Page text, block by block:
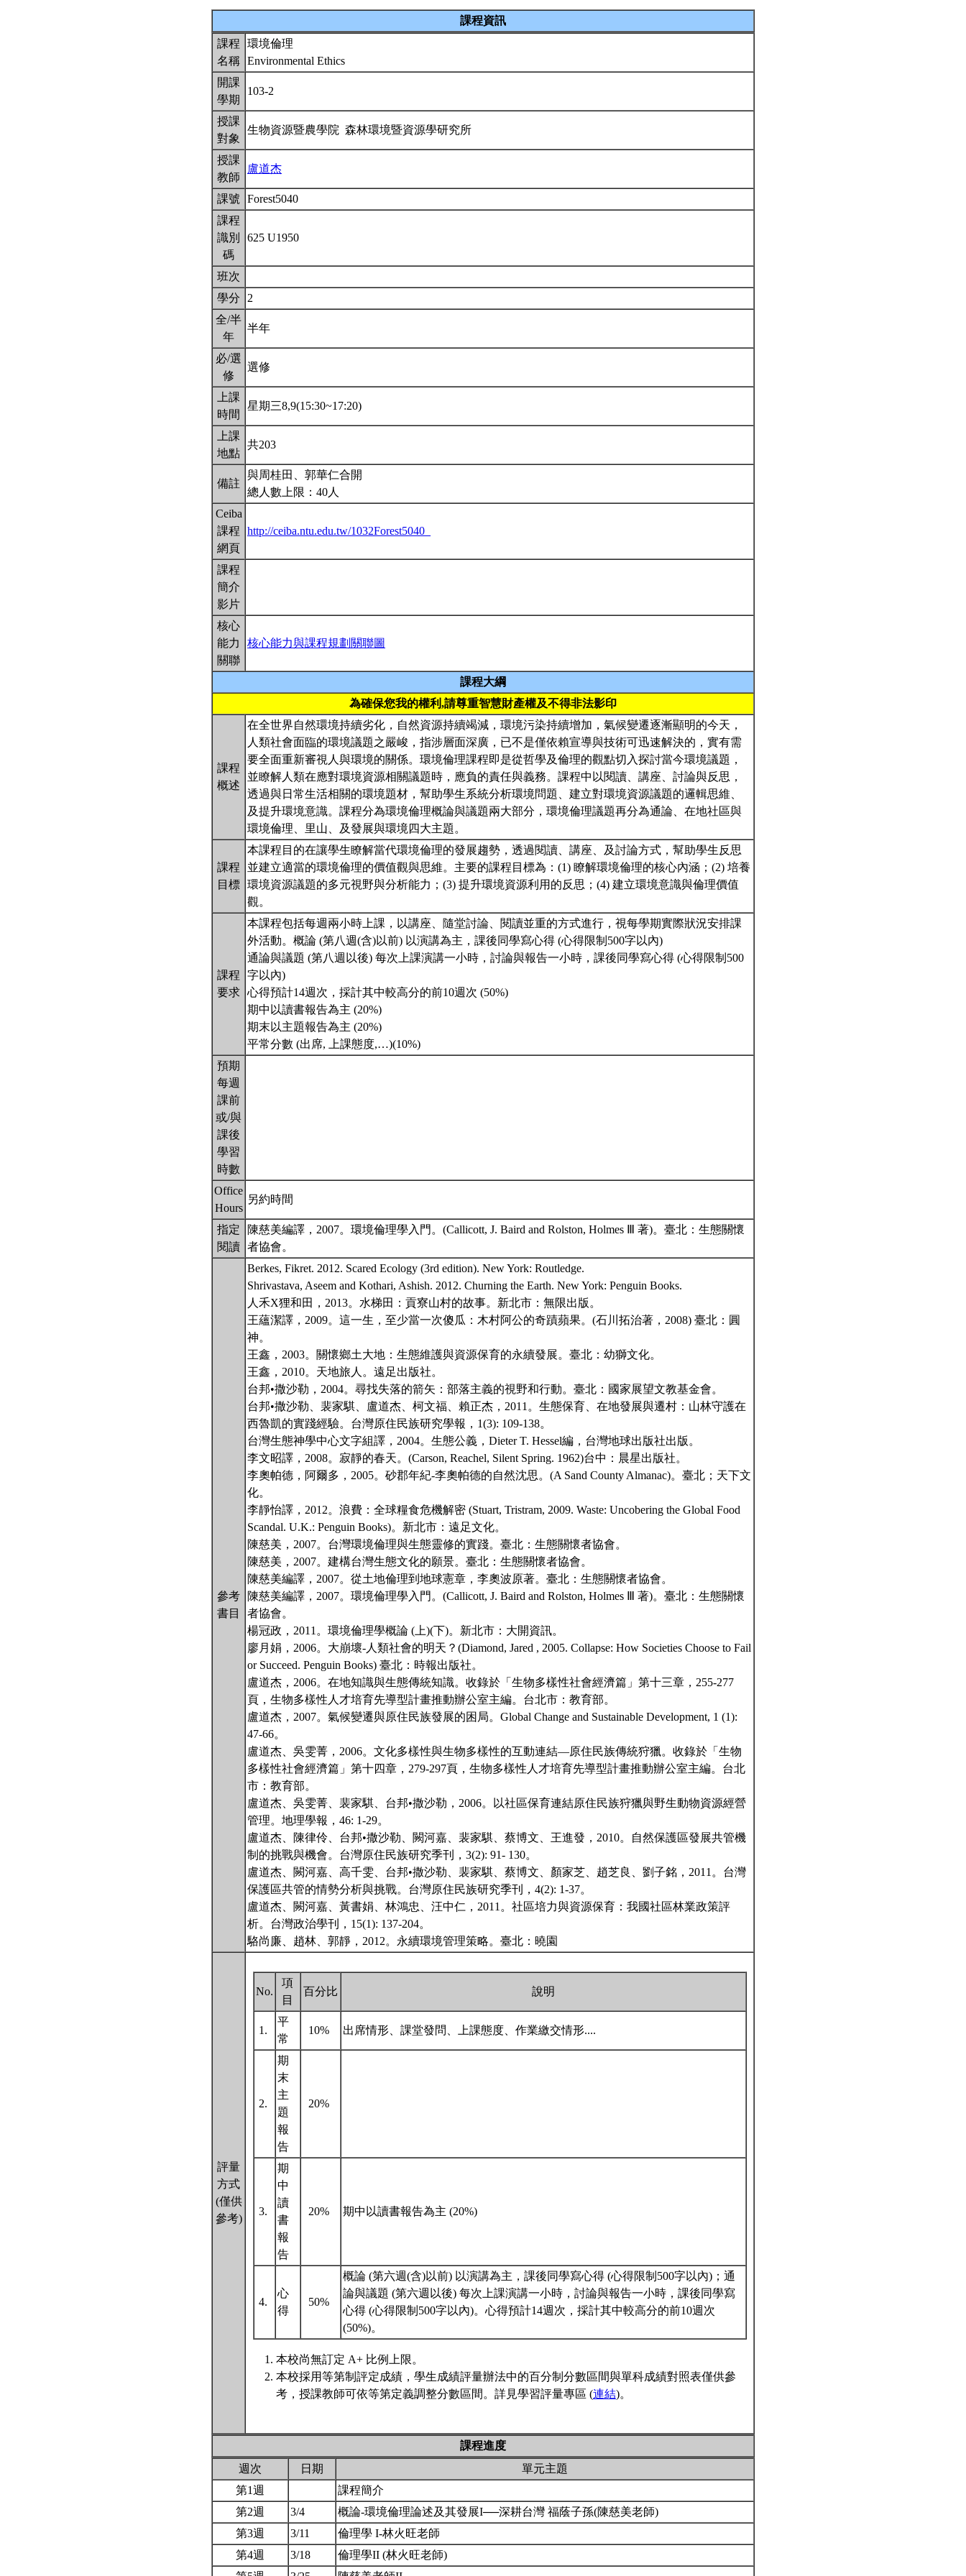
課程資訊
課程
名稱
環境倫理
Environmental Ethics
開課
學期
103-2
授課
對象
生物資源暨農學院 森林環境暨資源學研究所
授課
教師
盧道杰
課號
Forest5040
課程
識別
碼
625 U1950
班次
學分
2
全/半
年
半年
必/選
修
選修
上課
時間
星期三8,9(15:30~17:20)
上課
地點
共203
備註
與周桂田、郭華仁合開
總人數上限：40人
Ceiba
課程
網頁
http://ceiba.ntu.edu.tw/1032Forest5040_
課程
簡介
影片
核心
能力
關聯
核心能力與課程規劃關聯圖
課程大綱
為確保您我的權利,請尊重智慧財產權及不得非法影印
課程
概述
在全世界自然環境持續劣化，自然資源持續竭減，環境污染持續增加，氣候變遷逐漸顯明的今天，
人類社會面臨的環境議題之嚴峻，指涉層面深廣，已不是僅依賴宣導與技術可迅速解決的，實有需
要全面重新審視人與環境的關係。環境倫理課程即是從哲學及倫理的觀點切入探討當今環境議題，
並瞭解人類在應對環境資源相關議題時，應負的責任與義務。課程中以閱讀、講座、討論與反思，
透過與日常生活相關的環境題材，幫助學生系統分析環境問題、建立對環境資源議題的邏輯思維、
及提升環境意識。課程分為環境倫理概論與議題兩大部分，環境倫理議題再分為通論、在地社區與
環境倫理、里山、及發展與環境四大主題。
課程
目標
本課程目的在讓學生瞭解當代環境倫理的發展趨勢，透過閱讀、講座、及討論方式，幫助學生反思
並建立適當的環境倫理的價值觀與思維。主要的課程目標為：(1) 瞭解環境倫理的核心內涵；(2) 培養
環境資源議題的多元視野與分析能力；(3) 提升環境資源利用的反思；(4) 建立環境意識與倫理價值
觀。
課程
要求
本課程包括每週兩小時上課，以講座、隨堂討論、閱讀並重的方式進行，視每學期實際狀況安排課
外活動。概論 (第八週(含)以前) 以演講為主，課後同學寫心得 (心得限制500字以內)
通論與議題 (第八週以後) 每次上課演講一小時，討論與報告一小時，課後同學寫心得 (心得限制500
字以內)
心得預計14週次，採計其中較高分的前10週次 (50%)
期中以讀書報告為主 (20%)
期末以主題報告為主 (20%)
平常分數 (出席, 上課態度,…)(10%)
預期
每週
課前
或/與
課後
學習
時數
Office
Hours
另約時間
指定
閱讀
陳慈美編譯，2007。環境倫理學入門。(Callicott, J. Baird and Rolston, Holmes Ⅲ 著)。臺北：生態關懷
者協會。
參考
書目
Berkes, Fikret. 2012. Scared Ecology (3rd edition). New York: Routledge.
Shrivastava, Aseem and Kothari, Ashish. 2012. Churning the Earth. New York: Penguin Books.
人禾X狸和田，2013。水梯田：貢寮山村的故事。新北市：無限出版。
王蘊潔譯，2009。這一生，至少當一次傻瓜：木村阿公的奇蹟蘋果。(石川拓治著，2008) 臺北：圓
神。
王鑫，2003。關懷鄉土大地：生態維護與資源保育的永續發展。臺北：幼獅文化。
王鑫，2010。天地旅人。遠足出版社。
台邦•撒沙勒，2004。尋找失落的箭矢：部落主義的視野和行動。臺北：國家展望文教基金會。
台邦•撒沙勒、裴家騏、盧道杰、柯文福、賴正杰，2011。生態保育、在地發展與遷村：山林守護在
西魯凱的實踐經驗。台灣原住民族研究學報，1(3): 109-138。
台灣生態神學中心文字組譯，2004。生態公義，Dieter T. Hessel編，台灣地球出版社出版。
李文昭譯，2008。寂靜的春天。(Carson, Reachel, Silent Spring. 1962)台中：晨星出版社。
李奧帕德，阿爾多，2005。砂郡年紀-李奧帕德的自然沈思。(A Sand County Almanac)。臺北；天下文
化。
李靜怡譯，2012。浪費：全球糧食危機解密 (Stuart, Tristram, 2009. Waste: Uncobering the Global Food
Scandal. U.K.: Penguin Books)。新北市：遠足文化。
陳慈美，2007。台灣環境倫理與生態靈修的實踐。臺北：生態關懷者協會。
陳慈美，2007。建構台灣生態文化的願景。臺北：生態關懷者協會。
陳慈美編譯，2007。從土地倫理到地球憲章，李奧波原著。臺北：生態關懷者協會。
陳慈美編譯，2007。環境倫理學入門。(Callicott, J. Baird and Rolston, Holmes Ⅲ 著)。臺北：生態關懷
者協會。
楊冠政，2011。環境倫理學概論 (上)(下)。新北市：大開資訊。
廖月娟，2006。大崩壞-人類社會的明天？(Diamond, Jared , 2005. Collapse: How Societies Choose to Fail
or Succeed. Penguin Books) 臺北：時報出版社。
盧道杰，2006。在地知識與生態傳統知識。收錄於「生物多樣性社會經濟篇」第十三章，255-277
頁，生物多樣性人才培育先導型計畫推動辦公室主編。台北市：教育部。
盧道杰，2007。氣候變遷與原住民族發展的困局。Global Change and Sustainable Development, 1 (1):
47-66。
盧道杰、吳雯菁，2006。文化多樣性與生物多樣性的互動連結—原住民族傳統狩獵。收錄於「生物
多樣性社會經濟篇」第十四章，279-297頁，生物多樣性人才培育先導型計畫推動辦公室主編。台北
市：教育部。
盧道杰、吳雯菁、裴家騏、台邦•撒沙勒，2006。以社區保育連結原住民族狩獵與野生動物資源經營
管理。地理學報，46: 1-29。
盧道杰、陳律伶、台邦•撒沙勒、闕河嘉、裴家騏、蔡博文、王進發，2010。自然保護區發展共管機
制的挑戰與機會。台灣原住民族研究季刊，3(2): 91- 130。
盧道杰、闕河嘉、高千雯、台邦•撒沙勒、裴家騏、蔡博文、顏家芝、趙芝良、劉子銘，2011。台灣
保護區共管的情勢分析與挑戰。台灣原住民族研究季刊，4(2): 1-37。
盧道杰、闕河嘉、黃書娟、林鴻忠、汪中仁，2011。社區培力與資源保育：我國社區林業政策評
析。台灣政治學刊，15(1): 137-204。
駱尚廉、趙林、郭靜，2012。永續環境管理策略。臺北：曉園
評量
方式
(僅供
參考)
No.
項
目
百分比 說明
1.
平
常
10% 出席情形、課堂發問、上課態度、作業繳交情形....
2.
期
末
主
題
報
告
20%
3.
期
中
讀
書
報
告
20% 期中以讀書報告為主 (20%)
4.
心
得
50%
概論 (第六週(含)以前) 以演講為主，課後同學寫心得 (心得限制500字以內)；通
論與議題 (第六週以後) 每次上課演講一小時，討論與報告一小時，課後同學寫
心得 (心得限制500字以內)。心得預計14週次，採計其中較高分的前10週次
(50%)。
本校尚無訂定 A+ 比例上限。
本校採用等第制評定成績，學生成績評量辦法中的百分制分數區間與單科成績對照表僅供參
考，授課教師可依等第定義調整分數區間。詳見學習評量專區 (連結)。
課程進度
週次
日期
單元主題
第1週
課程簡介
第2週
3/4
概論-環境倫理論述及其發展I──深耕台灣 福蔭子孫(陳慈美老師)
第3週
3/11
倫理學 I-林火旺老師
第4週
3/18
倫理學II (林火旺老師)